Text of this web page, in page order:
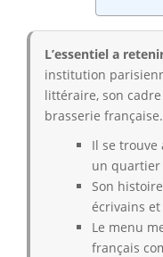
L’essentiel a
institution
littéraire, son
brasserie française.
Il se trouve
un quartier
Son
écrivains
Le menu
français